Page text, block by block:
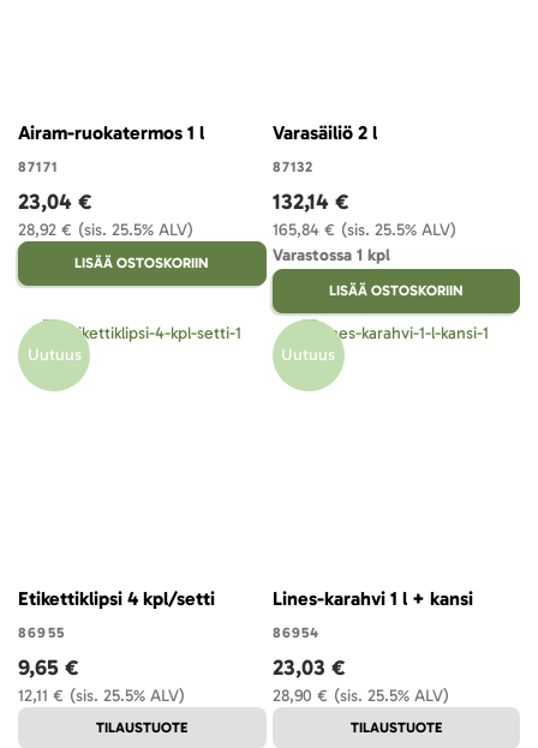
Airam-ruokatermos 1 l
87171
(sis. 25.5% ALV)
28,92 €
23,04 €
LISÄÄ OSTOSKORIIN
Varasäiliö 2 l
87132
(sis. 25.5% ALV)
165,84 €
132,14 €
Varastossa 1 kpl
LISÄÄ OSTOSKORIIN
Uutuus
Etikettiklipsi 4 kpl/setti
86955
(sis. 25.5% ALV)
12,11 €
9,65 €
TILAUSTUOTE
Uutuus
Lines-karahvi 1 l + kansi
86954
(sis. 25.5% ALV)
28,90 €
23,03 €
TILAUSTUOTE